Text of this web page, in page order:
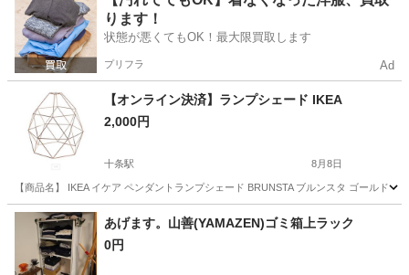
ります！
状態が悪くてもOK！最大限買取します
プリフラ Ad
【オンライン決済】ランプシェード IKEA
2,000円
十条駅 8月8日
【商品名】 IKEA イケア ペンダントランプシェード BRUNSTA ブルンスタ ゴールド
東京 板橋区 十条駅 照明器具
あげます。山善(YAMAZEN)ゴミ箱上ラック
0円